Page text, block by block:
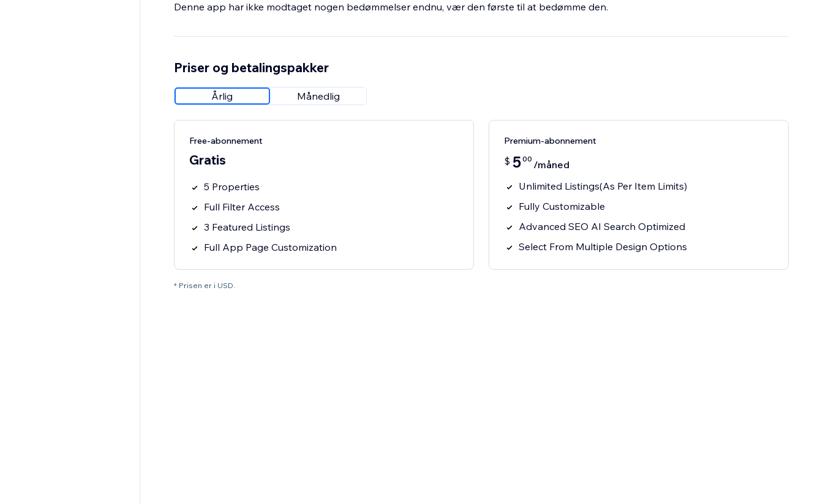
Denne app har ikke modtaget nogen bedømmelser endnu, vær den første til at bedømme den.
Priser og betalingspakker
Årlig Månedlig
Free-abonnement
Gratis
5 Properties
Full Filter Access
3 Featured Listings
Full App Page Customization
Premium-abonnement
$ 500 /måned
Unlimited Listings(As Per Item Limits)
Fully Customizable
Advanced SEO AI Search Optimized
Select From Multiple Design Options
* Prisen er i USD.